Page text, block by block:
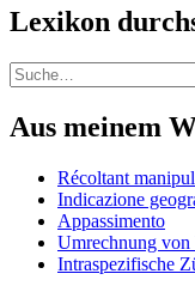
Lexikon
Suche
Aus meinem
Récoltant
Indicazione
Appassimento
Umrechnung
Intraspezifische